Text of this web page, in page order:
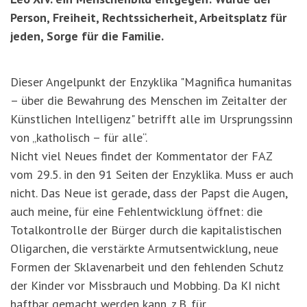
Person, Freiheit, Rechtssicherheit, Arbeitsplatz für
jeden, Sorge für die Familie.
Dieser Angelpunkt der Enzyklika "Magnifica humanitas
– über die Bewahrung des Menschen im Zeitalter der
Künstlichen Intelligenz" betrifft alle im Ursprungssinn
von „katholisch – für alle“.
Nicht viel Neues findet der Kommentator der FAZ
vom 29.5. in den 91 Seiten der Enzyklika. Muss er auch
nicht. Das Neue ist gerade, dass der Papst die Augen,
auch meine, für eine Fehlentwicklung öffnet: die
Totalkontrolle der Bürger durch die kapitalistischen
Oligarchen, die verstärkte Armutsentwicklung, neue
Formen der Sklavenarbeit und den fehlenden Schutz
der Kinder vor Missbrauch und Mobbing. Da KI nicht